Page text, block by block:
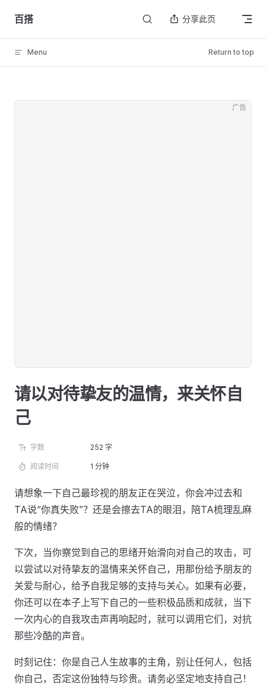
Skip to content
百搭 分享此页
Menu Return to top
广告
请以对待挚友的温情，来关怀自
己
字数 252 字
阅读时间 1 分钟
请想象一下自己最珍视的朋友正在哭泣，你会冲过去和
TA说“你真失败”？还是会擦去TA的眼泪，陪TA梳理乱麻
般的情绪？
下次，当你察觉到自己的思绪开始滑向对自己的攻击，可
以尝试以对待挚友的温情来关怀自己，用那份给予朋友的
关爱与耐心，给予自我足够的支持与关心。如果有必要，
你还可以在本子上写下自己的一些积极品质和成就，当下
一次内心的自我攻击声再响起时，就可以调用它们，对抗
那些冷酷的声音。
时刻记住：你是自己人生故事的主角，别让任何人，包括
你自己，否定这份独特与珍贵。请务必坚定地支持自己！